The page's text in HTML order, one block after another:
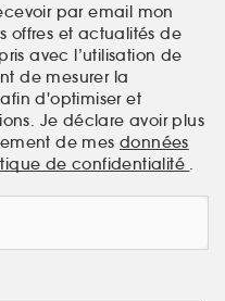
par email mon
offres et actualités de
avec l’utilisation de
de mesurer la
d'optimiser et
Je déclare avoir plus
de mes données
de confidentialité .